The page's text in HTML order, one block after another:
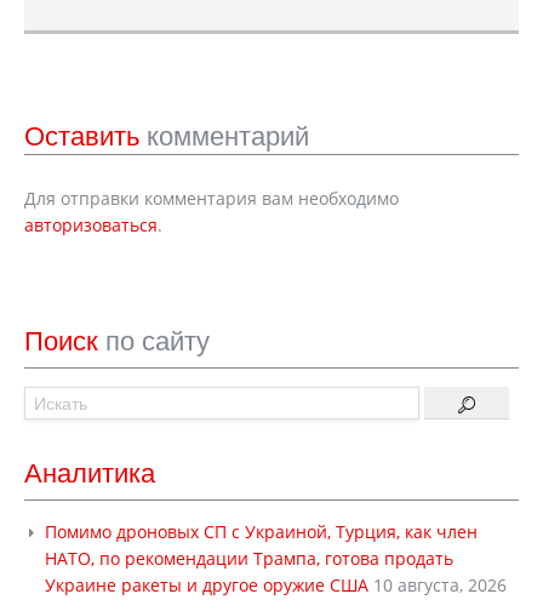
Оставить комментарий
Для отправки комментария вам необходимо
авторизоваться.
Поиск по сайту
Аналитика
Помимо дроновых СП с Украиной, Турция, как член
НАТО, по рекомендации Трампа, готова продать
Украине ракеты и другое оружие США 10 августа, 2026